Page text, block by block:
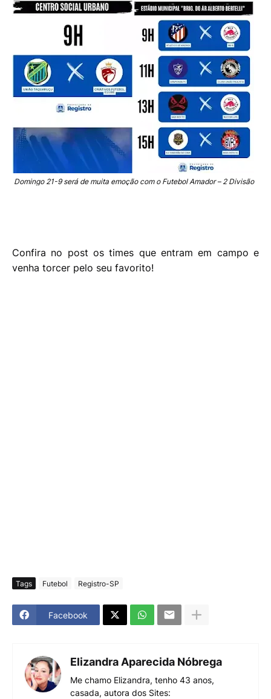
Domingo 21-9 será de muita emoção com o Futebol Amador – 2 Divisão
Confira no post os times que entram em campo e
venha torcer pelo seu favorito!
Tags Futebol Registro-SP
Facebook
Elizandra Aparecida Nóbrega
Me chamo Elizandra, tenho 43 anos,
casada, autora dos Sites: